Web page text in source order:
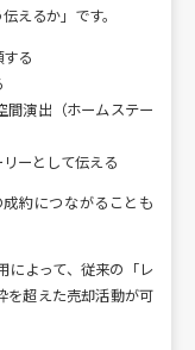
えるか」です。
る
間演出（ホームステー
ーとして伝える
約につながることも
によって、従来の「レ
を超えた売却活動が可